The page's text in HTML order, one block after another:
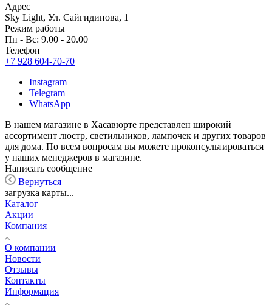
Адрес
Sky Light, Ул. Сайгидинова, 1
Режим работы
Пн - Вс: 9.00 - 20.00
Телефон
+7 928 604-70-70
Instagram
Telegram
WhatsApp
В нашем магазине в Хасавюрте представлен широкий
ассортимент люстр, светильников, лампочек и других товаров
для дома. По всем вопросам вы можете проконсультироваться
у наших менеджеров в магазине.
Написать сообщение
Вернуться
загрузка карты...
Каталог
Акции
Компания
О компании
Новости
Отзывы
Контакты
Информация